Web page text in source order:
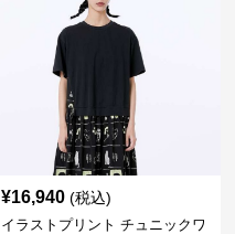
¥16,940 (税込)
イラストプリント チュニックワ